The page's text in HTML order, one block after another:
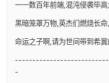
一一数百年前端,混沌侵袭毕高
黑暗笼罩万物,英杰们燃烧长
命运之子啊,请为世间带到希冀
-